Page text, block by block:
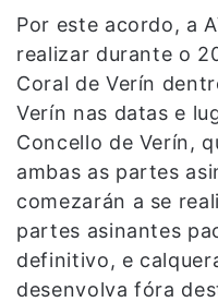
Por este acordo, a
realizar durante o
Coral de Verín
Verín nas datas e
Concello de Verín,
ambas as partes
comezarán a se
partes asinantes
definitivo, e
desenvolva fóra